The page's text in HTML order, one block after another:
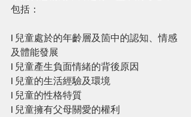
包括：
l 兒童處於的年齡層及箇中的認知、情感
及體能發展
l 兒童產生負面情緒的背後原因
l 兒童的生活經驗及環境
l 兒童的性格特質
l 兒童擁有父母關愛的權利